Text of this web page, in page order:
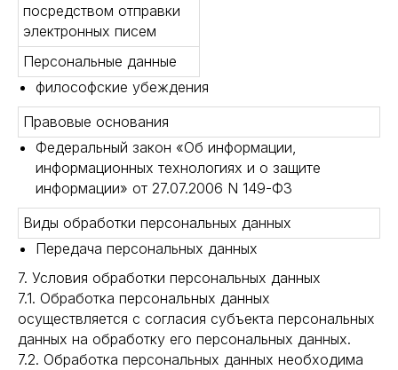
посредством отправки
электронных писем
Персональные данные
философские убеждения
Правовые основания
Федеральный закон «Об информации,
информационных технологиях и о защите
информации» от 27.07.2006 N 149-ФЗ
Виды обработки персональных данных
Передача персональных данных
7. Условия обработки персональных данных
7.1. Обработка персональных данных
осуществляется с согласия субъекта персональных
данных на обработку его персональных данных.
7.2. Обработка персональных данных необходима